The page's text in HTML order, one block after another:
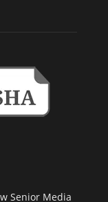
Senior Media